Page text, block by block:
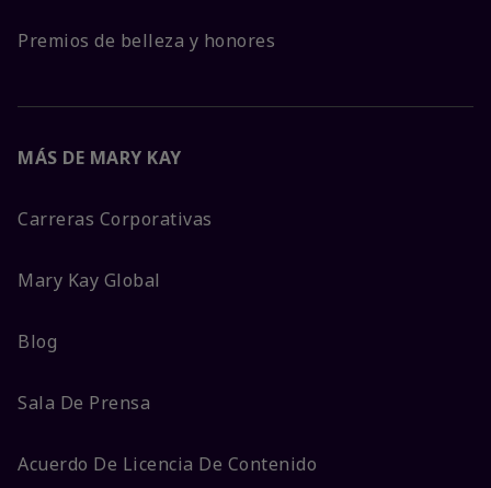
Premios de belleza y honores
MÁS DE MARY KAY
Carreras Corporativas
Mary Kay Global
Blog
Sala De Prensa
Acuerdo De Licencia De Contenido